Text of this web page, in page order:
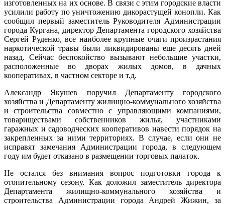
изготовленных на их основе. В связи с этим городские власти
усилили работу по уничтожению дикорастущей конопли. Как
сообщил первый заместитель Руководителя Администрации
города Кургана, директор Департамента городского хозяйства
Сергей Руденко, все наиболее крупные очаги произрастания
наркотической травы были ликвидированы еще десять дней
назад. Сейчас беспокойство вызывают небольшие участки,
расположенные во дворах жилых домов, в дачных
кооперативах, в частном секторе и т.д.
Александр Якушев поручил Департаменту городского
хозяйства и Департаменту жилищно-коммунального хозяйства
и строительства совместно с управляющими компаниями,
товариществами собственников жилья, участниками
гаражных и садоводческих кооперативов навести порядок на
закрепленных за ними территориях. В случае, если они не
исправят замечания Администрации города, в следующем
году им будет отказано в размещении торговых палаток.
Не остался без внимания вопрос подготовки города к
отопительному сезону. Как доложил заместитель директора
Департамента жилищно-коммунального хозяйства и
строительства Администрации города Андрей Жижин, за